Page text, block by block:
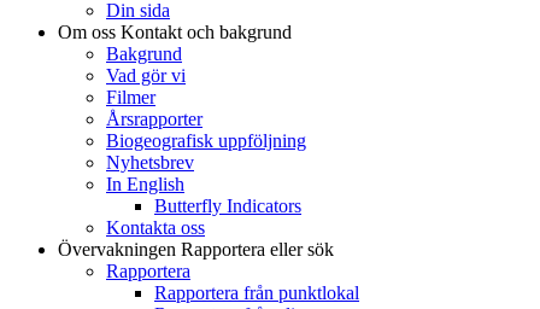
Din sida
Om oss Kontakt och bakgrund
Bakgrund
Vad gör vi
Filmer
Årsrapporter
Biogeografisk uppföljning
Nyhetsbrev
In English
Butterfly Indicators
Kontakta oss
Övervakningen Rapportera eller sök
Rapportera
Rapportera från punktlokal